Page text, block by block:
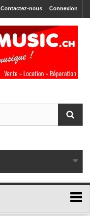
Connexion
Contactez-nous